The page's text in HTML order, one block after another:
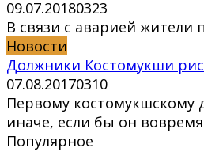
09.07.20180323
В связи с аварией жители
Новости
Должники Костомукши
07.08.20170310
Первому костомукшскому
иначе, если бы он вовремя
Популярное